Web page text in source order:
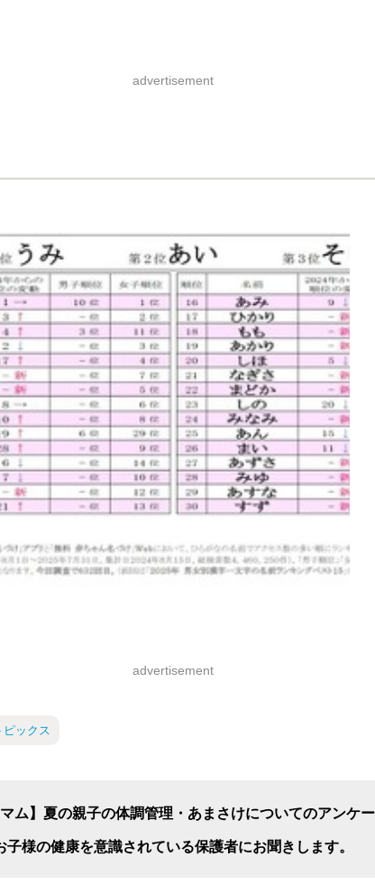
advertisement
advertisement
ックス
マム】夏の親子の体調管理・あまさけについてのアンケ
子様の健康を意識されている保護者にお聞きします。